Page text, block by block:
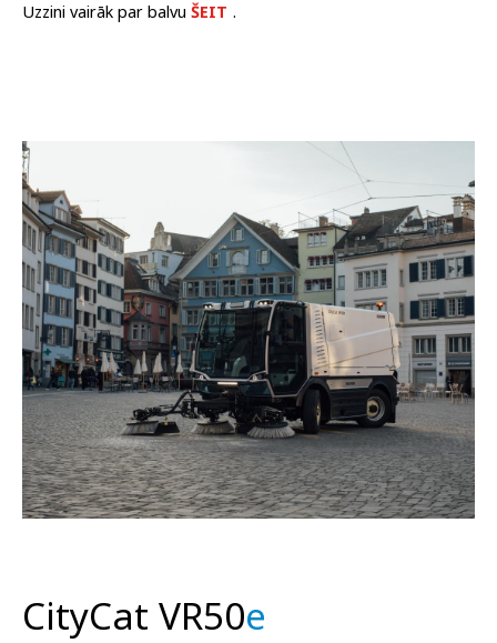
Uzzini vairāk par balvu ŠEIT .
CityCat VR50e